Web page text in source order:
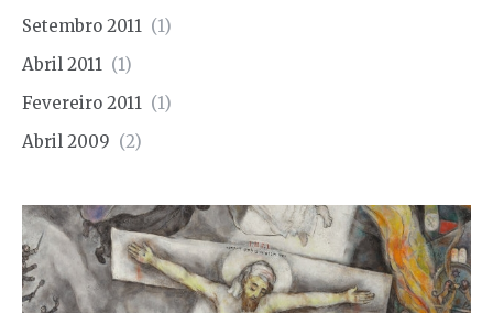
Setembro 2011 (1)
Abril 2011 (1)
Fevereiro 2011 (1)
Abril 2009 (2)